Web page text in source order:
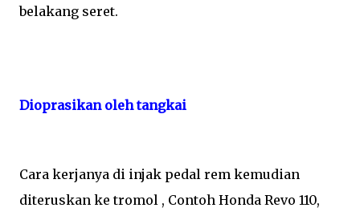
belakang seret.
Dioprasikan oleh tangkai
Cara kerjanya di injak pedal rem kemudian
diteruskan ke tromol , Contoh Honda Revo 110,